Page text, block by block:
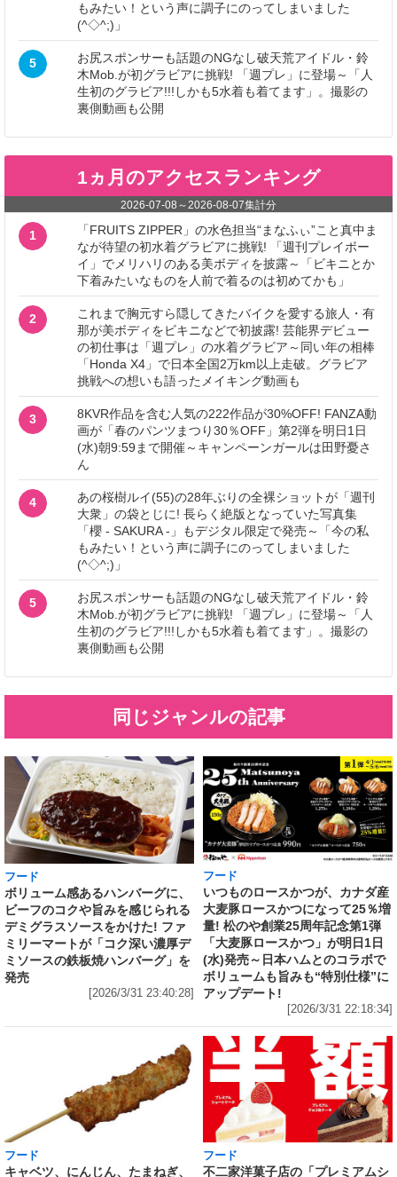
もみたい！という声に調子にのってしまいました
(^◇^;)」
5
お尻スポンサーも話題のNGなし破天荒アイドル・鈴
木Mob.が初グラビアに挑戦! 「週プレ」に登場～「人
生初のグラビア!!!しかも5水着も着てます」。撮影の
裏側動画も公開
1ヵ月のアクセスランキング
2026-07-08 ～2026-08-07集計分
1
「FRUITS ZIPPER」の水色担当“まなふぃ”こと真中ま
なが待望の初水着グラビアに挑戦! 「週刊プレイボー
イ」でメリハリのある美ボディを披露～「ビキニとか
下着みたいなものを人前で着るのは初めてかも」
2
これまで胸元すら隠してきたバイクを愛する旅人・有
那が美ボディをビキニなどで初披露! 芸能界デビュー
の初仕事は「週プレ」の水着グラビア～同い年の相棒
「Honda X4」で日本全国2万km以上走破。グラビア
挑戦への想いも語ったメイキング動画も
3
8KVR作品を含む人気の222作品が30%OFF! FANZA動
画が「春のパンツまつり30％OFF」第2弾を明日1日
(水)朝9:59まで開催～キャンペーンガールは田野憂さ
ん
4
あの桜樹ルイ(55)の28年ぶりの全裸ショットが「週刊
大衆」の袋とじに! 長らく絶版となっていた写真集
「櫻 - SAKURA -」もデジタル限定で発売～「今の私
もみたい！という声に調子にのってしまいました
(^◇^;)」
5
お尻スポンサーも話題のNGなし破天荒アイドル・鈴
木Mob.が初グラビアに挑戦! 「週プレ」に登場～「人
生初のグラビア!!!しかも5水着も着てます」。撮影の
裏側動画も公開
同じジャンルの記事
フード
ボリューム感あるハンバーグに、
ビーフのコクや旨みを感じられる
デミグラスソースをかけた! ファ
ミリーマートが「コク深い濃厚デ
ミソースの鉄板焼ハンバーグ」を
発売
[2026/3/31 23:40:28]
フード
いつものロースかつが、カナダ産
大麦豚ロースかつになって25％増
量! 松のや創業25周年記念第1弾
「大麦豚ロースかつ」が明日1日
(水)発売～日本ハムとのコラボで
ボリュームも旨みも“特別仕様”に
アップデート!
[2026/3/31 22:18:34]
フード
キャベツ、にんじん、たまねぎ、
フード
不二家洋菓子店の「プレミアムシ